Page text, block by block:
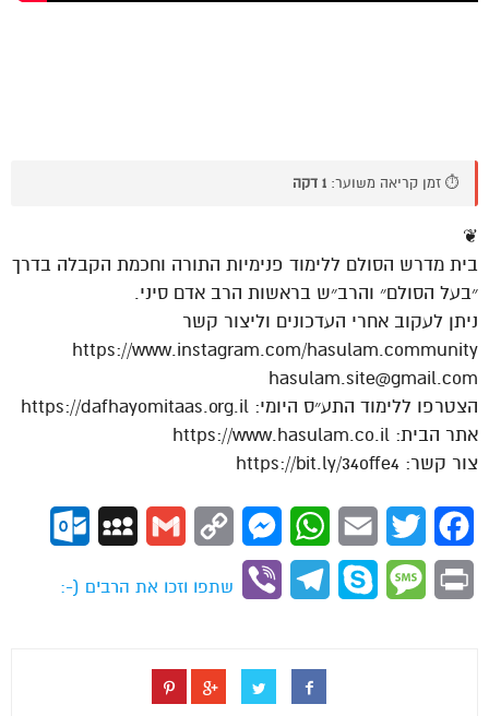
⏱️ זמן קריאה משוער: 1 דקה
❦
בית מדרש הסולם ללימוד פנימיות התורה וחכמת הקבלה בדרך
״בעל הסולם״ והרב״ש בראשות הרב אדם סיני.
ניתן לעקוב אחרי העדכונים וליצור קשר
https://www.instagram.com/hasulam.community
hasulam.site@gmail.com
הצטרפו ללימוד התע״ס היומי: https://dafhayomitaas.org.il
אתר הבית: https://www.hasulam.co.il
צור קשר: https://bit.ly/34offe4
Facebook
Twitter
Email
WhatsApp
Messenger
Copy
Gmail
MySpace
Print
Message
Skype
Telegram
Viber
שתפו וזכו את הרבים (-: